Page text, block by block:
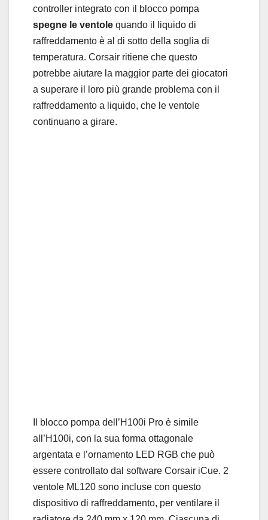
controller integrato con il blocco pompa
spegne le ventole quando il liquido di
raffreddamento è al di sotto della soglia di
temperatura. Corsair ritiene che questo
potrebbe aiutare la maggior parte dei giocatori
a superare il loro più grande problema con il
raffreddamento a liquido, che le ventole
continuano a girare.
Il blocco pompa dell’H100i Pro è simile
all’H100i, con la sua forma ottagonale
argentata e l’ornamento LED RGB che può
essere controllato dal software Corsair iCue. 2
ventole ML120 sono incluse con questo
dispositivo di raffreddamento, per ventilare il